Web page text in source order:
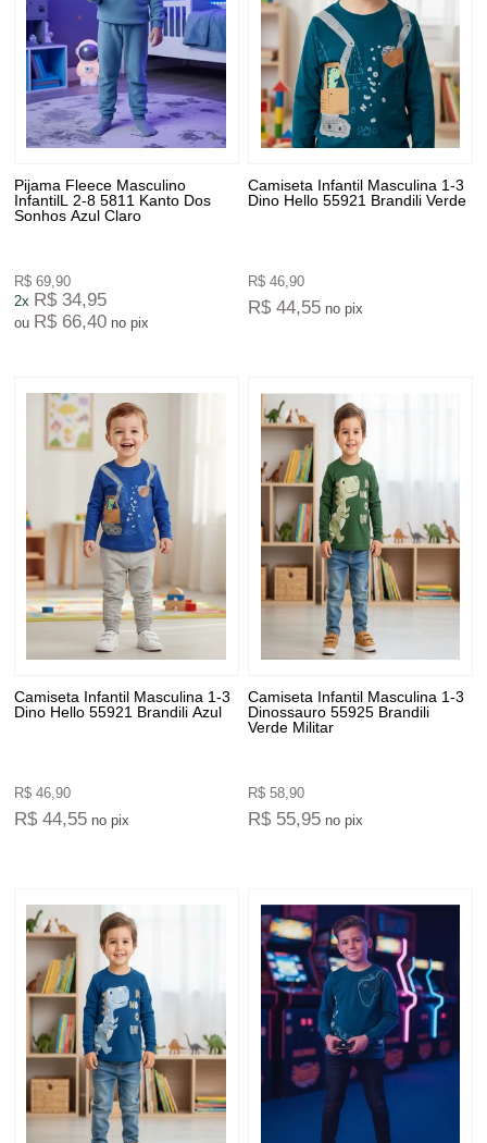
Pijama Fleece Masculino
InfantilL 2-8 5811 Kanto Dos
Sonhos Azul Claro
R$ 69,90
2x R$ 34,95
ou R$ 66,40 no pix
Camiseta Infantil Masculina 1-3
Dino Hello 55921 Brandili Verde
R$ 46,90
R$ 44,55 no pix
Camiseta Infantil Masculina 1-3
Dino Hello 55921 Brandili Azul
R$ 46,90
R$ 44,55 no pix
Camiseta Infantil Masculina 1-3
Dinossauro 55925 Brandili
Verde Militar
R$ 58,90
R$ 55,95 no pix